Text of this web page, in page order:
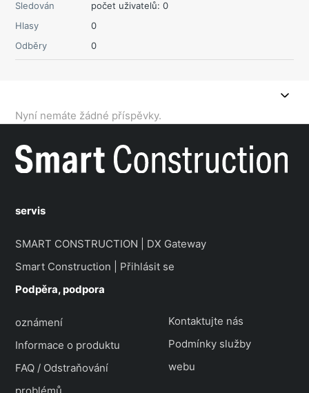
Sledován
počet uživatelů: 0
Hlasy
0
Odběry
0
Nyní nemáte žádné příspěvky.
servis
SMART CONSTRUCTION | DX Gateway
Smart Construction | Přihlásit se
Podpěra, podpora
oznámení
Informace o produktu
FAQ / Odstraňování
problémů
Kontaktujte nás
Podmínky služby
webu